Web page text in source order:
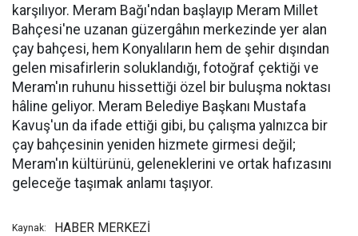
karşılıyor. Meram Bağı'ndan başlayıp Meram Millet
Bahçesi'ne uzanan güzergâhın merkezinde yer alan
çay bahçesi, hem Konyalıların hem de şehir dışından
gelen misafirlerin soluklandığı, fotoğraf çektiği ve
Meram'ın ruhunu hissettiği özel bir buluşma noktası
hâline geliyor. Meram Belediye Başkanı Mustafa
Kavuş'un da ifade ettiği gibi, bu çalışma yalnızca bir
çay bahçesinin yeniden hizmete girmesi değil;
Meram'ın kültürünü, geleneklerini ve ortak hafızasını
geleceğe taşımak anlamı taşıyor.
Kaynak: HABER MERKEZİ